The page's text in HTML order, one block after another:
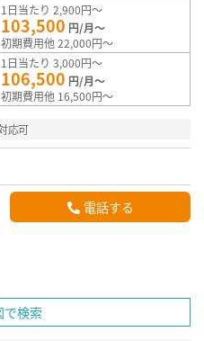
1日当たり 2,900円～
103,500 円/月～
初期費用他 22,000円～
1日当たり 3,000円～
106,500 円/月～
初期費用他 16,500円～
応可
電話する
で検索